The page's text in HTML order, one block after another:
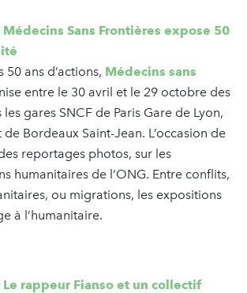
Médecins Sans Frontières expose 50
50 ans d’actions, Médecins sans
entre le 30 avril et le 29 octobre des
gares SNCF de Paris Gare de Lyon,
Bordeaux Saint-Jean. L’occasion de
reportages photos, sur les
humanitaires de l’ONG. Entre conflits,
ou migrations, les expositions
à l’humanitaire.
Le rappeur Fianso et un collectif